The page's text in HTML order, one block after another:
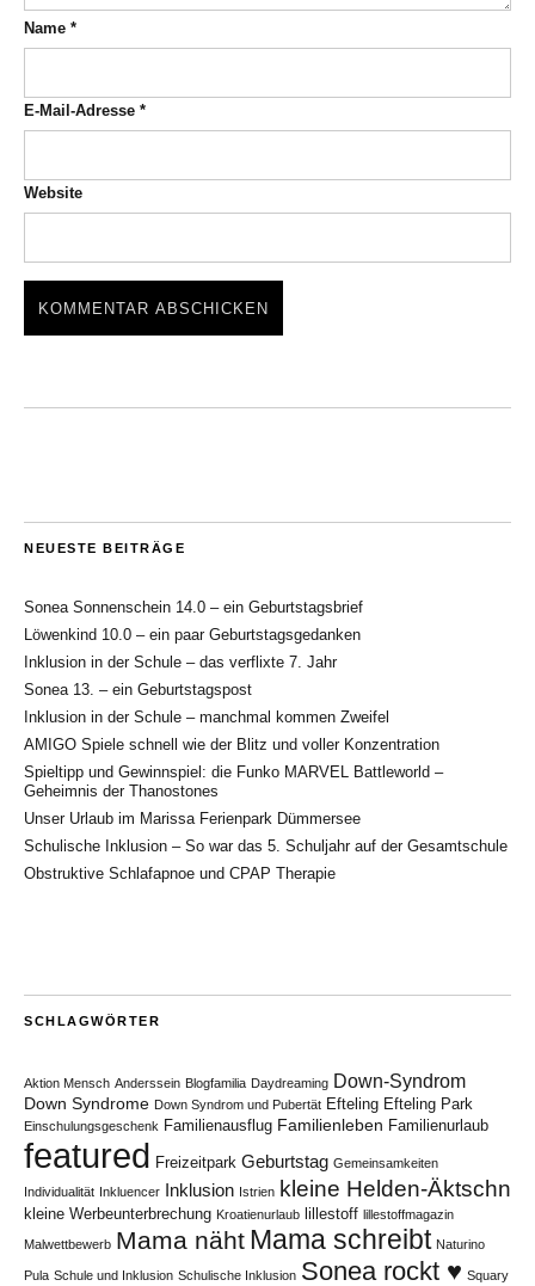
Name *
E-Mail-Adresse *
Website
NEUESTE BEITRÄGE
Sonea Sonnenschein 14.0 – ein Geburtstagsbrief
Löwenkind 10.0 – ein paar Geburtstagsgedanken
Inklusion in der Schule – das verflixte 7. Jahr
Sonea 13. – ein Geburtstagspost
Inklusion in der Schule – manchmal kommen Zweifel
AMIGO Spiele schnell wie der Blitz und voller Konzentration
Spieltipp und Gewinnspiel: die Funko MARVEL Battleworld –
Geheimnis der Thanostones
Unser Urlaub im Marissa Ferienpark Dümmersee
Schulische Inklusion – So war das 5. Schuljahr auf der Gesamtschule
Obstruktive Schlafapnoe und CPAP Therapie
SCHLAGWÖRTER
Aktion Mensch Anderssein Blogfamilia Daydreaming Down-Syndrom
Down Syndrome Down Syndrom und Pubertät Efteling Efteling Park
Einschulungsgeschenk Familienausflug Familienleben Familienurlaub
featured Freizeitpark Geburtstag Gemeinsamkeiten
Individualität Inkluencer Inklusion Istrien kleine Helden-Äktschn
kleine Werbeunterbrechung Kroatienurlaub lillestoff lillestoffmagazin
Malwettbewerb Mama näht Mama schreibt Naturino
Pula Schule und Inklusion Schulische Inklusion Sonea rockt ♥ Squary